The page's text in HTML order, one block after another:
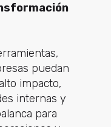
puedan
impacto,
internas y
para